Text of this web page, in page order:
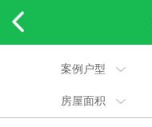
案例户型
房屋面积